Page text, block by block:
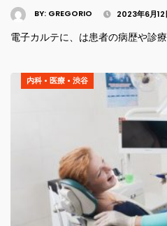
BY: GREGORIO 2023年6月12
電子カルテに、は患者の病歴や診
内科 • 医療 • 渋谷